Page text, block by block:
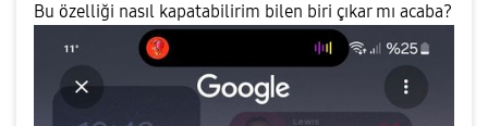
Bu özelliği nasıl kapatabilirim bilen biri çıkar mı acaba?